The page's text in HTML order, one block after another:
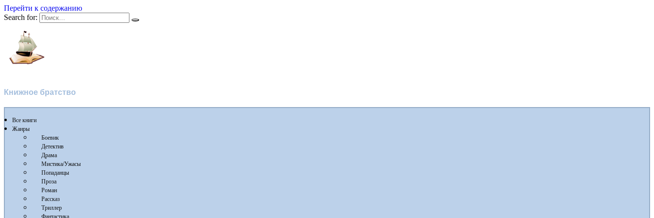
Перейти к содержанию
Search for:
Книжное братство
Все книги
Жанры
Боевик
Детектив
Драма
Мистика/Ужасы
Попаданцы
Проза
Роман
Рассказ
Триллер
Фантастика